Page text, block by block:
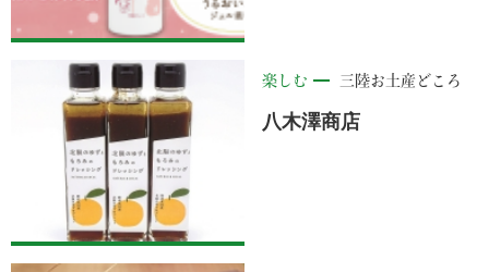
楽しむ 三陸お土産どころ
八木澤商店